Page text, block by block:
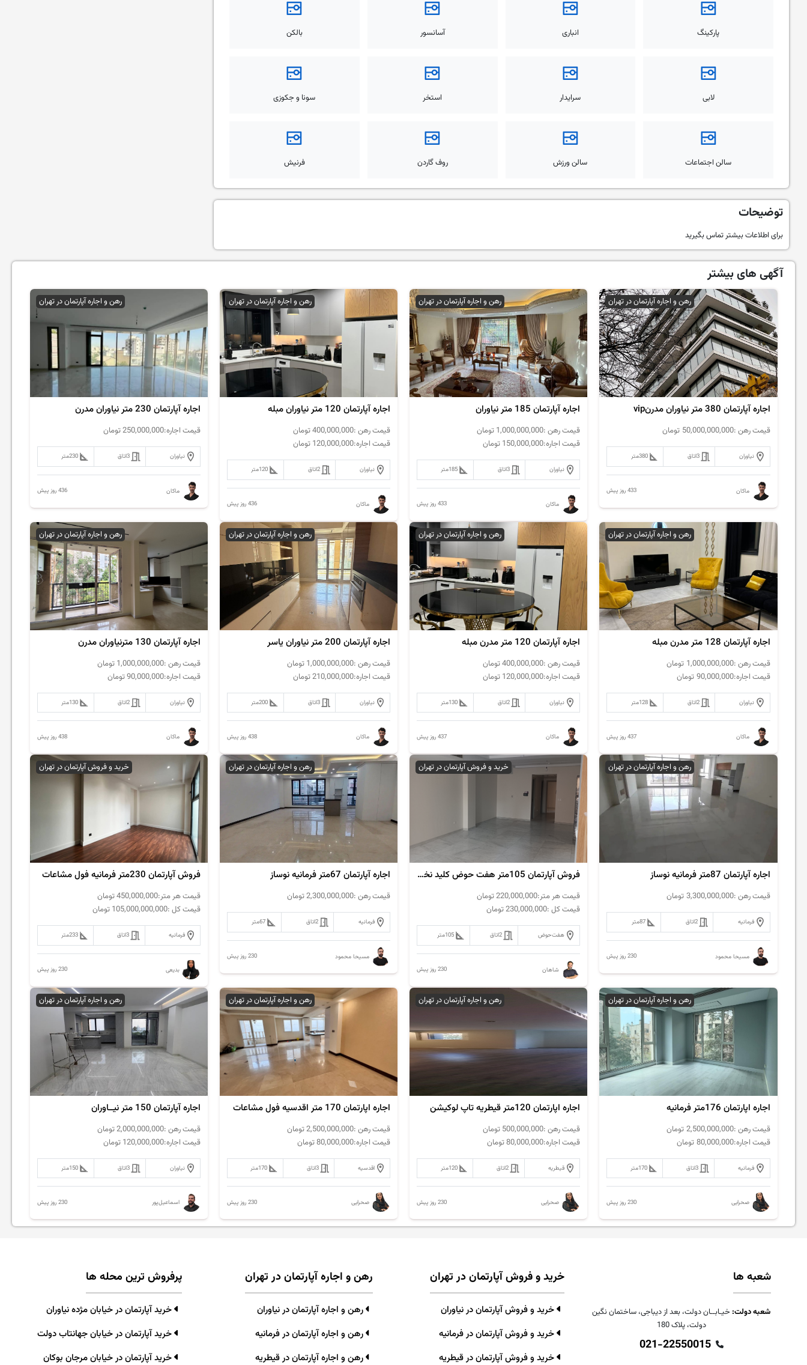
پارکینگ انباری آسانسور بالکن
لابی سرایدار استخر سونا و جکوزی
سالن اجتماعات سالن ورزش روف گاردن فرنیش
توضیحات
برای اطلاعات بیشتر تماس بگیرید
آگهی های بیشتر
رهن و اجاره آپارتمان در تهران
اجاره آپارتمان 380 متر نیاوران مدرنvip
قیمت رهن :50,000,000,000 تومان
نیاوران 3اتاق 380متر
ماکان 433 روز پیش
رهن و اجاره آپارتمان در تهران
اجاره آپارتمان 185 متر نیاوران
قیمت رهن :1,000,000,000 تومان
قیمت اجاره:150,000,000 تومان
نیاوران 3اتاق 185متر
ماکان 433 روز پیش
رهن و اجاره آپارتمان در تهران
اجاره آپارتمان 120 متر نیاوران مبله
قیمت رهن :400,000,000تومان
قیمت اجاره:120,000,000 تومان
نیاوران 2اتاق 120متر
ماکان 436 روز پیش
رهن و اجاره آپارتمان در تهران
اجاره آپارتمان 230 متر نیاوران مدرن
قیمت اجاره:250,000,000تومان
نیاوران 3اتاق 230متر
ماکان 436 روز پیش
رهن و اجاره آپارتمان در تهران
اجاره آپارتمان 128 متر مدرن مبله
قیمت رهن :1,000,000,000 تومان
قیمت اجاره:90,000,000 تومان
نیاوران 2اتاق 128متر
ماکان 437 روز پیش
رهن و اجاره آپارتمان در تهران
اجاره آپارتمان 120 متر مدرن مبله
قیمت رهن :400,000,000تومان
قیمت اجاره:120,000,000 تومان
نیاوران 2اتاق 130متر
ماکان 437 روز پیش
رهن و اجاره آپارتمان در تهران
اجاره آپارتمان 200 متر نیاوران یاسر
قیمت رهن :1,000,000,000 تومان
قیمت اجاره:210,000,000تومان
نیاوران 3اتاق 200متر
ماکان 438 روز پیش
رهن و اجاره آپارتمان در تهران
اجاره آپارتمان 130 مترنیاوران مدرن
قیمت رهن :1,000,000,000 تومان
قیمت اجاره:90,000,000تومان
نیاوران 2اتاق 130متر
ماکان 438 روز پیش
رهن و اجاره آپارتمان در تهران
اجاره آپارتمان 87متر فرمانیه نوساز
قیمت رهن :3,300,000,000 تومان
فرمانیه 2اتاق 87متر
مسیحا محمود 230 روز پیش
خرید و فروش آپارتمان در تهران
فروش آپارتمان 105متر هفت حوض کلید نخورده
قیمت هر متر:220,000,000تومان
قیمت کل :230,000,000تومان
هفت‌حوض 2اتاق 105متر
شاهان 230 روز پیش
رهن و اجاره آپارتمان در تهران
اجاره آپارتمان 67متر فرمانیه نوساز
قیمت رهن :2,300,000,000تومان
فرمانیه 2اتاق 67متر
مسیحا محمود 230 روز پیش
خرید و فروش آپارتمان در تهران
فروش آپارتمان 230متر فرمانیه فول مشاعات
قیمت هر متر:450,000,000تومان
قیمت کل :105,000,000,000 تومان
فرمانیه 3اتاق 233متر
بدیعی 230 روز پیش
رهن و اجاره آپارتمان در تهران
اجاره اپارتمان 176متر فرمانیه
قیمت رهن :2,500,000,000 تومان
قیمت اجاره:80,000,000 تومان
فرمانیه 3اتاق 170متر
صحرایی 230 روز پیش
رهن و اجاره آپارتمان در تهران
اجاره اپارتمان 120متر قیطریه تاپ لوکیشن
قیمت رهن :500,000,000 تومان
قیمت اجاره:80,000,000تومان
قیطریه 2اتاق 120متر
صحرایی 230 روز پیش
رهن و اجاره آپارتمان در تهران
اجاره اپارتمان 170 متر اقدسیه فول مشاعات
قیمت رهن :2,500,000,000تومان
قیمت اجاره:80,000,000تومان
اقدسیه 3اتاق 170متر
صحرایی 230 روز پیش
رهن و اجاره آپارتمان در تهران
اجاره آپارتمان 150 متر نیــاوران
قیمت رهن :2,000,000,000تومان
قیمت اجاره:120,000,000 تومان
نیاوران 3اتاق 150متر
اسماعیل‌پور 230 روز پیش
شعبه ها
شعبه دولت: خیـابــان دولت، بعد از دیباجی، ساختمان نگین
دولت، پلاک 180
021-22550015
خرید و فروش آپارتمان در تهران
خرید و فروش آپارتمان در نیاوران
خرید و فروش آپارتمان در فرمانیه
خرید و فروش آپارتمان در قیطریه
رهن و اجاره آپارتمان در تهران
رهن و اجاره آپارتمان در نیاوران
رهن و اجاره آپارتمان در فرمانیه
رهن و اجاره آپارتمان در قیطریه
پرفروش ترین محله ها
خرید آپارتمان در خیابان مژده نیاوران
خرید آپارتمان در خیابان جهانتاب دولت
خرید آپارتمان در خیابان مرجان بوکان